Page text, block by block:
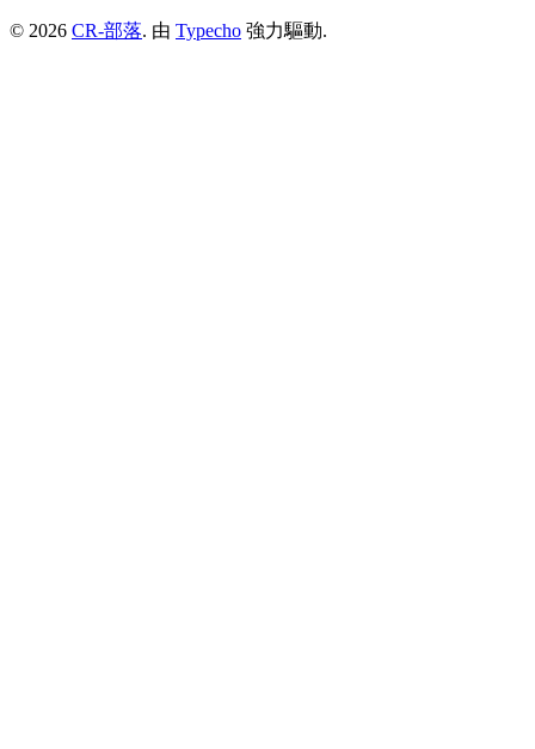
© 2026 CR-部落. 由 Typecho 強力驅動.